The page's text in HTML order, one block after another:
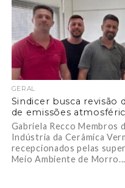
GERAL
Sindicer busca revisão
de emissões
Gabriela Recco Membros
Indústria da Cerâmica
recepcionados pelas
Meio Ambiente de Morro...